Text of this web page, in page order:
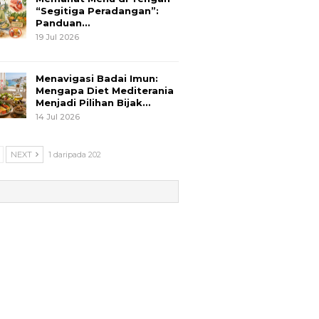
“Segitiga Peradangan”:
Panduan…
19 Jul 2026
Menavigasi Badai Imun:
Mengapa Diet Mediterania
Menjadi Pilihan Bijak…
14 Jul 2026
NEXT 1 daripada 202